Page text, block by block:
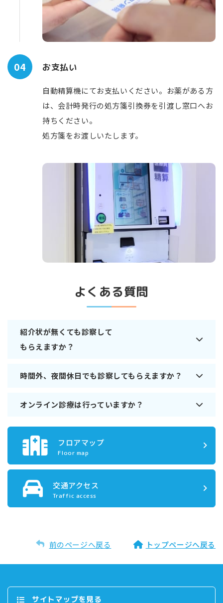
04 お支払い
自動精算機にてお支払いください。お薬がある方
は、会計時発行の処方箋引換券を引渡し窓口へお
持ちください。
処方箋をお渡しいたします。
よくある質問
紹介状が無くても診察して
もらえますか？
時間外、夜間休日でも診察してもらえますか？
オンライン診療は行っていますか？
フロアマップ
Floor map
交通アクセス
Traffic access
前のページへ戻る トップページへ戻る
サイトマップを⾒る